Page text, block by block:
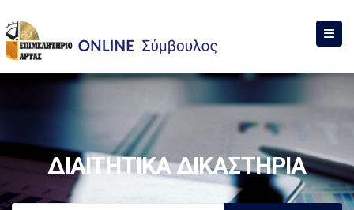
ΔΙΑΙΤΗΤΙΚΑ ΔΙΚΑΣΤΗΡΙΑ